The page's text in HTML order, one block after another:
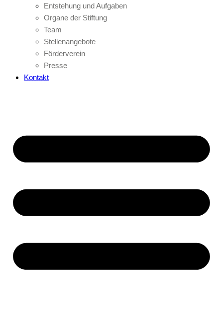
Entstehung und Aufgaben
Organe der Stiftung
Team
Stellenangebote
Förderverein
Presse
Kontakt